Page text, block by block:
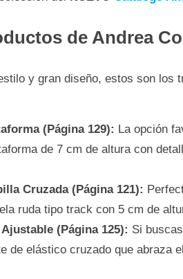
de Andrea
y gran diseño, estos son los
(Página 129): La opción
de 7 cm de altura con
Cruzada (Página 121):
ruda tipo track con 5 cm de
(Página 125): Si
de elástico cruzado que abraza